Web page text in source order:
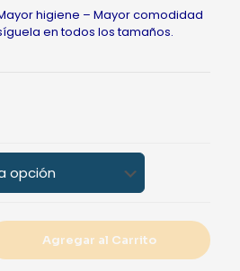
higiene – Mayor comodidad
en todos los tamaños.
Agregar al Carrito